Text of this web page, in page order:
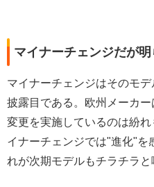
マイナーチェンジだが
マイナーチェンジはそのモ
披露目である。欧州メーカ
変更を実施しているのは紛
イナーチェンジでは"進化"を
れが次期モデルもチラチラと